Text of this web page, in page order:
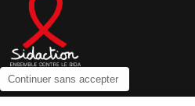
Continuer sans accepter